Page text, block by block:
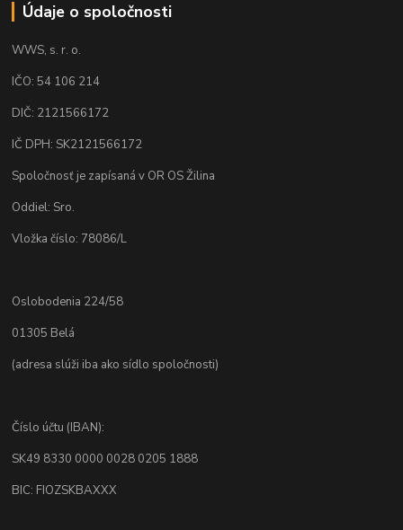
Údaje o spoločnosti
WWS, s. r. o.
IČO: 54 106 214
DIČ: 2121566172
IČ DPH: SK2121566172
Spoločnosť je zapísaná v OR OS Žilina
Oddiel: Sro.
Vložka číslo: 78086/L
Oslobodenia 224/58
01305 Belá
(adresa slúži iba ako sídlo spoločnosti)
Číslo účtu (IBAN):
SK49 8330 0000 0028 0205 1888
BIC: FIOZSKBAXXX